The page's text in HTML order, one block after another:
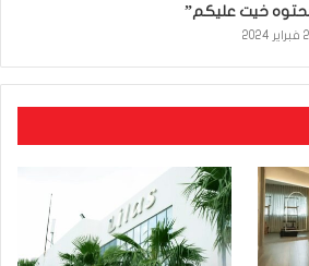
خيت عليكم”
2024